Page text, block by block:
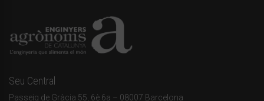
Seu Central
Passeig de Gràcia 55, 6è 6a – 08007 Barcelona